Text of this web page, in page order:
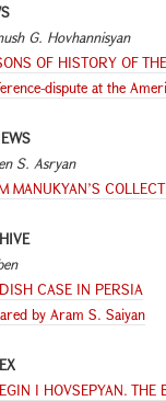
G. Hovhannisyan
OF HISTORY OF
dispute at the
S. Asryan
MANUKYAN’S
CASE IN PERSIA
by Aram S. Saiyan
I HOVSEPYAN. THE